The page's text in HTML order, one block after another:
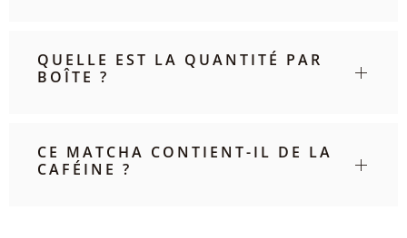
QUELLE EST LA QUANTITÉ PAR
BOÎTE ?
CE MATCHA CONTIENT-IL DE LA
CAFÉINE ?